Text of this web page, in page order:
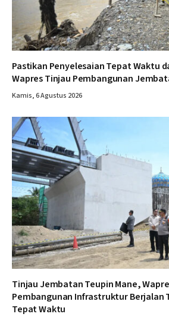
Pastikan Penyelesaian Tepat Waktu
Wapres Tinjau Pembangunan
Kamis, 6 Agustus 2026
Tinjau Jembatan Teupin Mane,
Pembangunan Infrastruktur Berjalan
Tepat Waktu